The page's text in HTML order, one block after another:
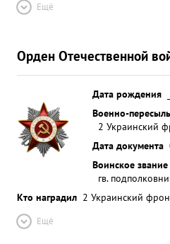
Ещё
Орден Отечественной
Дата рождения
Военно-
2 Украинский
Дата документа
Воинское звание
гв.
Кто наградил 2 Украинский
Ещё